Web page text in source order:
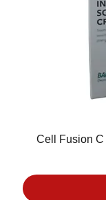
Cell Fusion C